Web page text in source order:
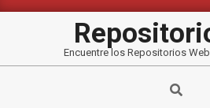
Encuentre los Repositorios
Buscar